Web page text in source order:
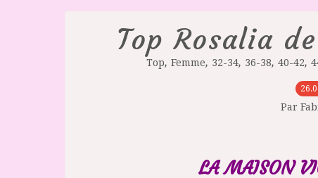
Top Rosalia
Top, Femme, 32-34, 36-38, 40-42,
Par
LA MAISON